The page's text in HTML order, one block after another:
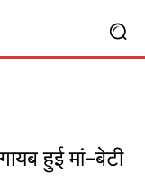
हुई मां-बेटी